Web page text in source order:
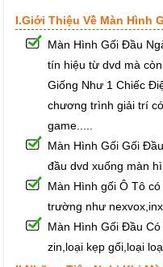
I.Giới Thiệu Về Màn Hình
Màn Hình Gối Đầu
tín hiệu từ dvd mà
Giống Như 1 Chiếc
chương trình giải trí
game.....
Màn Hình Gối Gối
đầu dvd xuống màn
Màn Hình gối Ô Tô
trường như
Màn Hình Gối Đầu
zin,loại kẹp gối,loại